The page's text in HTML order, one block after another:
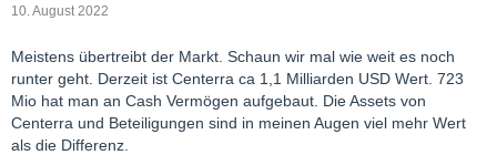
10. August 2022
Meistens übertreibt der Markt. Schaun wir mal wie weit es noch
runter geht. Derzeit ist Centerra ca 1,1 Milliarden USD Wert. 723
Mio hat man an Cash Vermögen aufgebaut. Die Assets von
Centerra und Beteiligungen sind in meinen Augen viel mehr Wert
als die Differenz.